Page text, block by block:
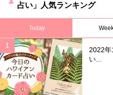
占い」人気ランキング
Today
2022
い...